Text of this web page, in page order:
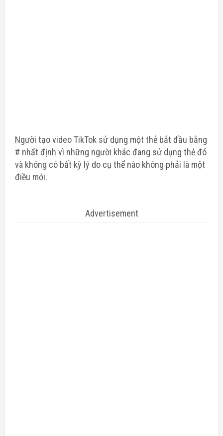
Người tạo video TikTok sử dụng một thẻ bắt đầu bằng
# nhất định vì những người khác đang sử dụng thẻ đó
và không có bất kỳ lý do cụ thể nào không phải là một
điều mới.
Advertisement